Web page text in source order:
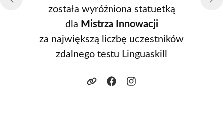
została wyróżniona statuetką
dla Mistrza Innowacji
za największą liczbę uczestników
zdalnego testu Linguaskill